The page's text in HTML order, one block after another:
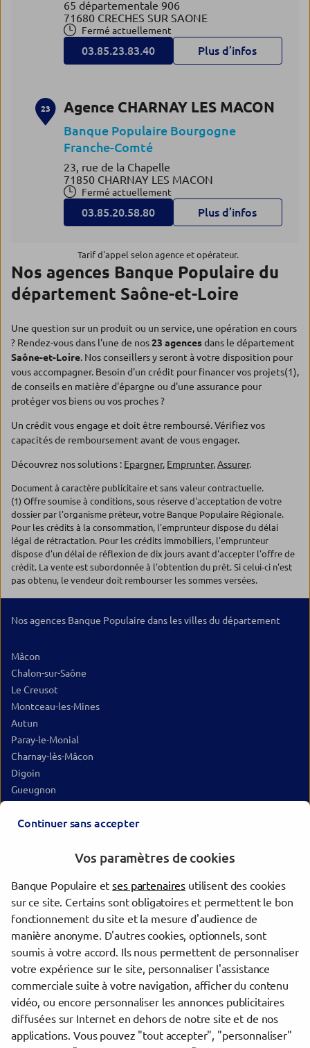
65 départementale 906
71680 CRECHES SUR SAONE
Fermé actuellement
03.85.23.83.40 Plus d’infos
23 Agence CHARNAY LES MACON
Banque Populaire Bourgogne
Franche-Comté
23, rue de la Chapelle
71850 CHARNAY LES MACON
Fermé actuellement
03.85.20.58.80 Plus d’infos
Tarif d'appel selon agence et opérateur.
Nos agences Banque Populaire du
département Saône-et-Loire
Une question sur un produit ou un service, une opération en cours
? Rendez-vous dans l'une de nos23 agencesdans le département
Saône-et-Loire. Nos conseillers y seront à votre disposition pour
vous accompagner. Besoin d'un crédit pour financer vos projets(1),
de conseils en matière d'épargne ou d'une assurance pour
protéger vos biens ou vos proches ?
Un crédit vous engage et doit être remboursé. Vérifiez vos
capacités de remboursement avant de vous engager.
Découvrez nos solutions : Epargner, Emprunter,Assurer.
Document à caractère publicitaire et sans valeur contractuelle.
(1) Offre soumise à conditions, sous réserve d'acceptation de votre
dossier par l'organisme prêteur, votre Banque Populaire Régionale.
Pour les crédits à la consommation, l'emprunteur dispose du délai
légal de rétractation. Pour les crédits immobiliers, l'emprunteur
dispose d'un délai de réflexion de dix jours avant d'accepter l'offre de
crédit. La vente est subordonnée à l'obtention du prêt. Si celui-ci n'est
pas obtenu, le vendeur doit rembourser les sommes versées.
Nos agences Banque Populaire dans les villes du département
Mâcon
Chalon-sur-Saône
Le Creusot
Montceau-les-Mines
Autun
Paray-le-Monial
Charnay-lès-Mâcon
Digoin
Gueugnon
Louhans
Bourbon-Lancy
Chauffailles
Crêches-sur-Saône
Charolles
Crissey
Pierre-de-Bresse
Trouver une agence Banque Populaire
Saône-et-Loire
Continuer sans accepter
Vos paramètres de cookies
Banque Populaire etses partenaires utilisent des cookies
sur ce site. Certains sont obligatoires et permettent le bon
fonctionnement du site et la mesure d'audience de
manière anonyme. D'autres cookies, optionnels, sont
soumis à votre accord. Ils nous permettent de personnaliser
votre expérience sur le site, personnaliser l'assistance
commerciale suite à votre navigation, afficher du contenu
vidéo, ou encore personnaliser les annonces publicitaires
diffusées sur Internet en dehors de notre site et de nos
applications. Vous pouvez "tout accepter", "personnaliser"